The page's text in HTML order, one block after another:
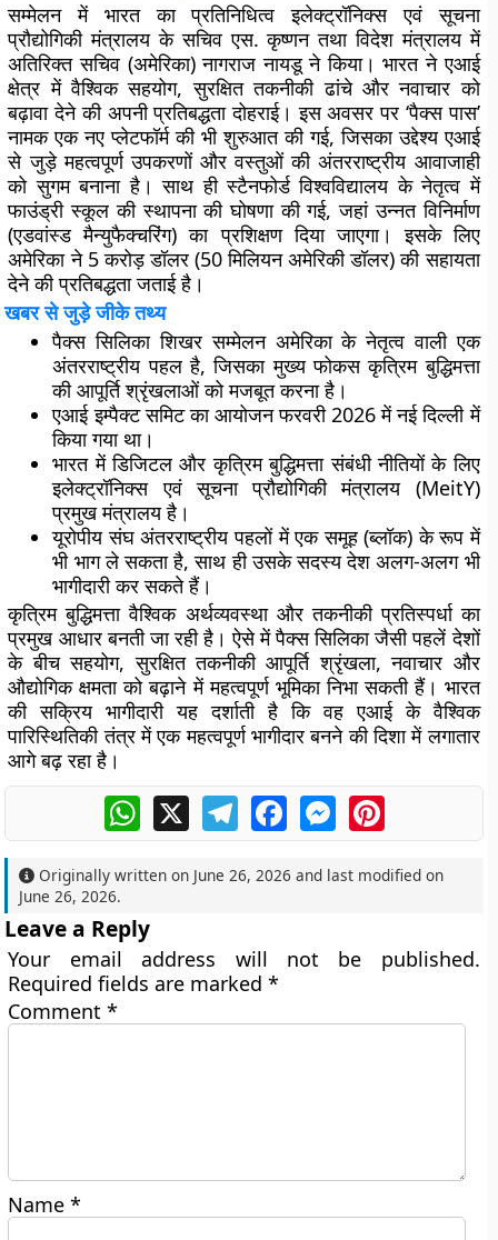
सम्मेलन में भारत का प्रतिनिधित्व इलेक्ट्रॉनिक्स एवं सूचना
प्रौद्योगिकी मंत्रालय के सचिव एस. कृष्णन तथा विदेश मंत्रालय में
अतिरिक्त सचिव (अमेरिका) नागराज नायडू ने किया। भारत ने एआई
क्षेत्र में वैश्विक सहयोग, सुरक्षित तकनीकी ढांचे और नवाचार को
बढ़ावा देने की अपनी प्रतिबद्धता दोहराई। इस अवसर पर ‘पैक्स पास’
नामक एक नए प्लेटफॉर्म की भी शुरुआत की गई, जिसका उद्देश्य एआई
से जुड़े महत्वपूर्ण उपकरणों और वस्तुओं की अंतरराष्ट्रीय आवाजाही
को सुगम बनाना है। साथ ही स्टैनफोर्ड विश्वविद्यालय के नेतृत्व में
फाउंड्री स्कूल की स्थापना की घोषणा की गई, जहां उन्नत विनिर्माण
(एडवांस्ड मैन्युफैक्चरिंग) का प्रशिक्षण दिया जाएगा। इसके लिए
अमेरिका ने 5 करोड़ डॉलर (50 मिलियन अमेरिकी डॉलर) की सहायता
देने की प्रतिबद्धता जताई है।
खबर से जुड़े जीके तथ्य
पैक्स सिलिका शिखर सम्मेलन अमेरिका के नेतृत्व वाली एक
अंतरराष्ट्रीय पहल है, जिसका मुख्य फोकस कृत्रिम बुद्धिमत्ता
की आपूर्ति श्रृंखलाओं को मजबूत करना है।
एआई इम्पैक्ट समिट का आयोजन फरवरी 2026 में नई दिल्ली में
किया गया था।
भारत में डिजिटल और कृत्रिम बुद्धिमत्ता संबंधी नीतियों के लिए
इलेक्ट्रॉनिक्स एवं सूचना प्रौद्योगिकी मंत्रालय (MeitY)
प्रमुख मंत्रालय है।
यूरोपीय संघ अंतरराष्ट्रीय पहलों में एक समूह (ब्लॉक) के रूप में
भी भाग ले सकता है, साथ ही उसके सदस्य देश अलग-अलग भी
भागीदारी कर सकते हैं।
कृत्रिम बुद्धिमत्ता वैश्विक अर्थव्यवस्था और तकनीकी प्रतिस्पर्धा का
प्रमुख आधार बनती जा रही है। ऐसे में पैक्स सिलिका जैसी पहलें देशों
के बीच सहयोग, सुरक्षित तकनीकी आपूर्ति श्रृंखला, नवाचार और
औद्योगिक क्षमता को बढ़ाने में महत्वपूर्ण भूमिका निभा सकती हैं। भारत
की सक्रिय भागीदारी यह दर्शाती है कि वह एआई के वैश्विक
पारिस्थितिकी तंत्र में एक महत्वपूर्ण भागीदार बनने की दिशा में लगातार
आगे बढ़ रहा है।
WhatsApp
X TelegramFacebookMessengerPinterest
Originally written on June 26, 2026 and last modified on
June 26, 2026.
Leave a Reply
Your email address will not be published.
Required fields are marked*
Comment*
Name*